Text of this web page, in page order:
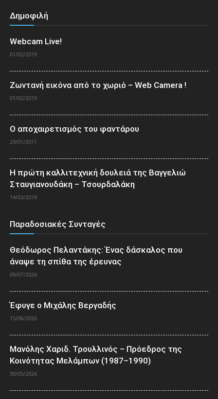
Δημοφιλή
Webcam Live!
01/02/2019
Ζωντανή εικόνα από το χωριό – Web Camera !
01/02/2019
Ο αποχαιρετισμός του φαντάρου
29/01/2011
Η πρώτη καλλιτεχνική δουλειά της Βαγγελιώ
Σταυγιανουδάκη – Τσουρδαλάκη
14/03/2019
Παραδοσιακές Συνταγές
Θεόδωρος Πελαντάκης: Ένας δάσκαλος που
άναψε τη σπίθα της έρευνας
09/07/2026
Έφυγε ο Μιχάλης Βεργαδής
15/06/2026
Μανόλης Χαριδ. Τρουλλινός – Πρόεδρος της
Κοινότητας Μελάμπων (1987–1990)
30/05/2026